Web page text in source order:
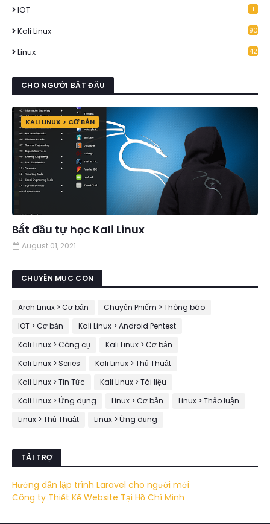
IOT 1
Kali Linux 90
Linux 42
CHO NGƯỜI BẮT ĐẦU
KALI LINUX > CƠ BẢN
Bắt đầu tự học Kali Linux
August 01, 2021
CHUYÊN MỤC CON
Arch Linux > Cơ bản
Chuyện Phiếm > Thông báo
IOT > Cơ bản
Kali Linux > Android Pentest
Kali Linux > Công cụ
Kali Linux > Cơ bản
Kali Linux > Series
Kali Linux > Thủ Thuật
Kali Linux > Tin Tức
Kali Linux > Tài liệu
Kali Linux > Ứng dụng
Linux > Cơ bản
Linux > Thảo luận
Linux > Thủ Thuật
Linux > Ứng dụng
TÀI TRỢ
Hướng dẫn lập trình Laravel cho người mới
Công ty Thiết Kế Website Tại Hồ Chí Minh